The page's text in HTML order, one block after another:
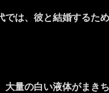
は、彼と結婚するた
量の白い液体がまきち